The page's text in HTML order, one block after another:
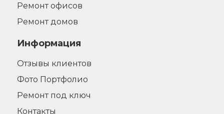
Ремонт офисов
Ремонт домов
Информация
Отзывы клиентов
Фото Портфолио
Ремонт под ключ
Контакты